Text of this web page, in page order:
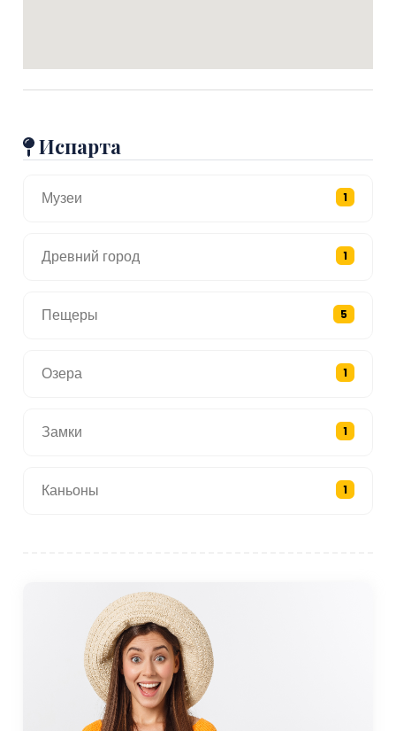
Испарта
Музеи 1
Древний город 1
Пещеры 5
Озера 1
Замки 1
Каньоны 1